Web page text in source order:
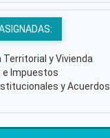
Territorial y Vivienda
e Impuestos
y Acuerdos